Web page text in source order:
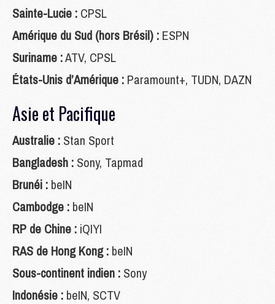
Sainte-Lucie : CPSL
Amérique du Sud (hors Brésil) : ESPN
Suriname :ATV, CPSL
États-Unis d’Amérique : Paramount+, TUDN, DAZN
Asie et Pacifique
Australie : Stan Sport
Bangladesh : Sony, Tapmad
Brunéi : beIN
Cambodge : beIN
RP de Chine : iQIYI
RAS de Hong Kong : beIN
Sous-continent indien : Sony
Indonésie : beIN, SCTV